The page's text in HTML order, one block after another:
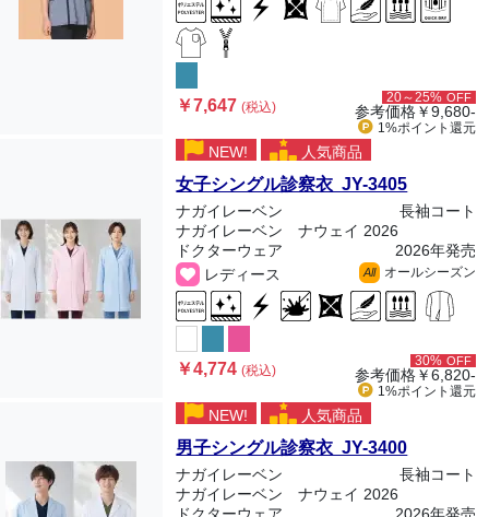
￥7,647(税込)
20～25% OFF
参考価格￥9,680-
1%ポイント 還元
NEW! 人気商品
女子シングル診察衣 JY-3405
ナガイレーベン
長袖コート
ナガイレーベン ナウェイ 2026
ドクターウェア
2026年発売
レディース
All オールシーズン
￥4,774(税込)
30% OFF
参考価格￥6,820-
1%ポイント 還元
NEW! 人気商品
男子シングル診察衣 JY-3400
ナガイレーベン
長袖コート
ナガイレーベン ナウェイ 2026